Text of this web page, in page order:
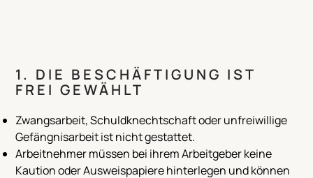
1. DIE BESCHÄFTIGUNG IST
FREI GEWÄHLT
Zwangsarbeit, Schuldknechtschaft oder unfreiwillige
Gefängnisarbeit ist nicht gestattet.
Arbeitnehmer müssen bei ihrem Arbeitgeber keine
Kaution oder Ausweispapiere hinterlegen und können